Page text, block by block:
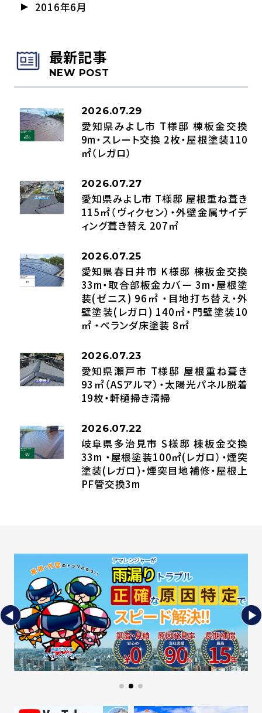
2016年6月
最新記事
NEW POST
2026.07.29
愛知県みよし市 T様邸 棟板金交換
9m・スレート交換 2枚・屋根塗装110
㎡（レガロ）
2026.07.27
愛知県みよし市 T様邸 屋根重ね葺き
115㎡（ヴィクセン）・外壁金属サイデ
ィング葺き替え 207㎡
2026.07.25
愛知県春日井市 K様邸 棟板金交換
33m・取合部板金カバー 3m・屋根塗
装(ゼニス) 96㎡ ・目地打ち替え・外
壁塗装(レガロ) 140㎡・門壁塗装10
㎡ ・ベランダ床塗装 8㎡
2026.07.23
愛知県瀬戸市 T様邸 屋根重ね葺き
93㎡（ASアルマ）・太陽光パネル脱着
19枚・軒樋掃き清掃
2026.07.22
岐阜県多治見市 S様邸 棟板金交換
33m ・屋根塗装100㎡(レガロ）・煙突
塗装(レガロ)・煙突目地補修・屋根上
PF管交換3m